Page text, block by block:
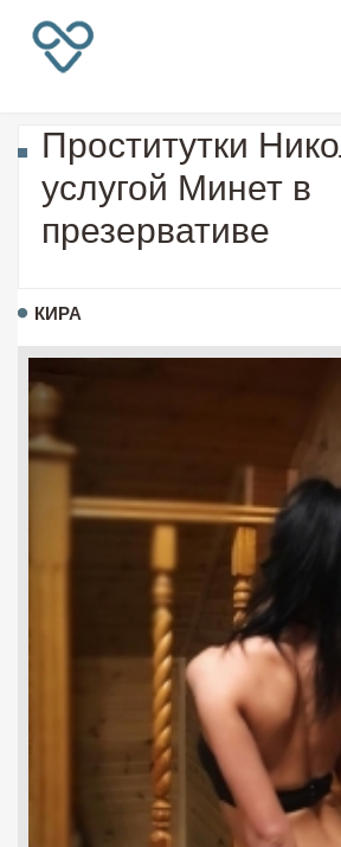
Проститутки
услугой Минет в
презервативе
КИРА